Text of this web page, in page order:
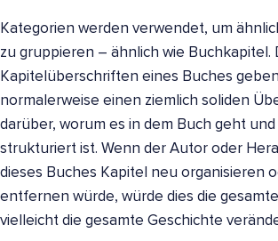
Kategorien werden verwendet, um
zu gruppieren – ähnlich wie Buchkapitel.
Kapitelüberschriften eines Buches
normalerweise einen ziemlich soliden
darüber, worum es in dem Buch geht und
strukturiert ist. Wenn der Autor oder
dieses Buches Kapitel neu organisieren
entfernen würde, würde dies die
vielleicht die gesamte Geschichte